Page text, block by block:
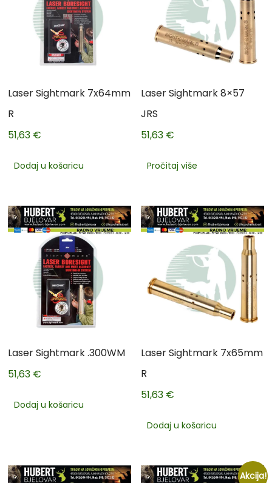
Laser Sightmark 7x64mm
R
51,63 €
Dodaj u košaricu
Laser Sightmark 8×57
JRS
51,63 €
Pročitaj više
Laser Sightmark .300WM
51,63 €
Dodaj u košaricu
Laser Sightmark 7x65mm
R
51,63 €
Dodaj u košaricu
Akcija!